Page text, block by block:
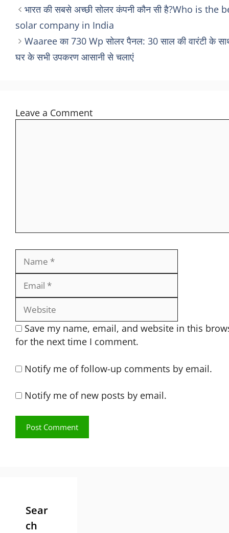
भारत की सबसे अच्छी सोलर कंपनी कौन सी है?Who is the
solar company in India
Waaree का 730 Wp सोलर पैनल: 30 साल की वारंटी के
घर के सभी उपकरण आसानी से चलाएं
Leave a Comment
Name
Save my name, email, and website in this
for the next time I comment.
Notify me of follow-up comments by email.
Notify me of new posts by email.
Sear
ch